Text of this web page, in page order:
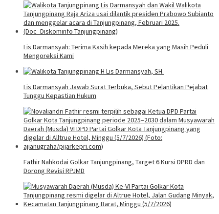
Lis Darmansyah: Terima Kasih kepada Mereka yang Masih Peduli
Mengoreksi Kami
Lis Darmansyah Jawab Surat Terbuka, Sebut Pelantikan Pejabat
Tunggu Kepastian Hukum
Fathir Nahkodai Golkar Tanjungpinang, Target 6 Kursi DPRD dan
Dorong Revisi RPJMD